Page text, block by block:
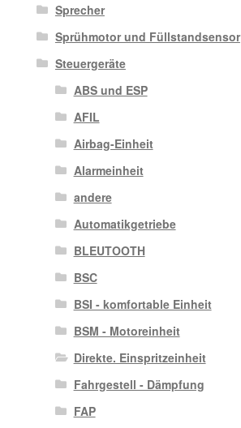
Sprecher
Sprühmotor und Füllstandsensor
Steuergeräte
ABS und ESP
AFIL
Airbag-Einheit
Alarmeinheit
andere
Automatikgetriebe
BLEUTOOTH
BSC
BSI - komfortable Einheit
BSM - Motoreinheit
Direkte. Einspritzeinheit
Fahrgestell - Dämpfung
FAP